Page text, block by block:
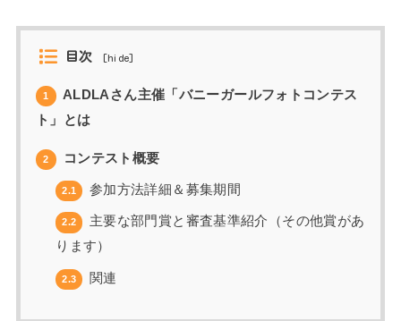
目次 [hide]
1
ALDLAさん主催「バニーガールフォトコンテス
ト」とは
2 コンテスト概要
2.1 参加方法詳細＆募集期間
2.2
主要な部門賞と審査基準紹介（その他賞があ
ります）
2.3 関連